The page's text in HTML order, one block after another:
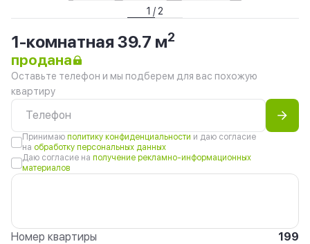
1 / 2
1-комнатная 39.7 м2
продана
Оставьте телефон и мы подберем для вас похожую
квартиру
Принимаю политику конфиденциальности и даю согласие
на обработку персональных данных
Даю согласие на получение рекламно-информационных
материалов
Номер квартиры 199